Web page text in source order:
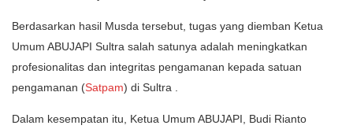
Berdasarkan hasil Musda tersebut, tugas yang diemban Ketua
Umum ABUJAPI Sultra salah satunya adalah meningkatkan
profesionalitas dan integritas pengamanan kepada satuan
pengamanan (Satpam) di Sultra .
Dalam kesempatan itu, Ketua Umum ABUJAPI, Budi Rianto